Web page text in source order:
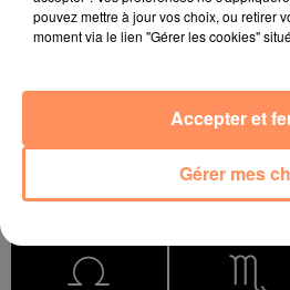
Lion
pouvez mettre à jour vos choix, ou retirer
moment via le lien "Gérer les cookies"
Gérer mes
Accepter et